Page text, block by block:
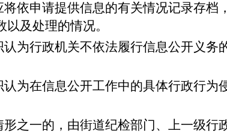
依申请提供信息的有关情况记录存
及处理的情况。
为行政机关不依法履行信息公开义
为在信息公开工作中的具体行政行
之一的，由街道纪检部门、上一级